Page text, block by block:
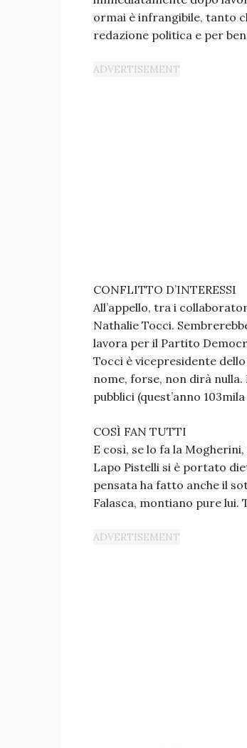
ormai è infrangibile, tanto
redazione politica e per
CONFLITTO D’INTERESSI
All’appello, tra i
Nathalie Tocci.
lavora per il Partito
Tocci è vicepresidente
nome, forse, non dirà
pubblici (quest’anno
COSÌ FAN TUTTI
E così, se lo fa la
Lapo Pistelli si è portato
pensata ha fatto anche il
Falasca, montiano pure lui.